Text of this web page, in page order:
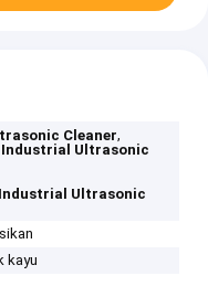
Cleaner,
Industrial Ultrasonic
Ultrasonic
kayu